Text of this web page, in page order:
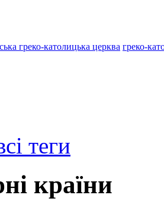
греко-католицька церква греко-
теги
країни